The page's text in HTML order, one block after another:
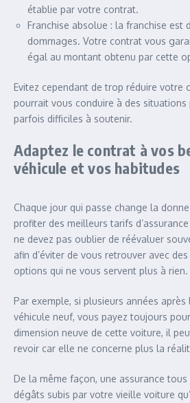
établie par votre contrat.
Franchise absolue : la franchise est
dommages. Votre contrat vous
égal au montant obtenu par cette
Evitez cependant de trop réduire votre
pourrait vous conduire à des
parfois difficiles à soutenir.
Adaptez le contrat à vos
véhicule et vos habitudes
Chaque jour qui passe change la
profiter des meilleurs tarifs
ne devez pas oublier de réévaluer
afin d’éviter de vous retrouver avec
options qui ne vous servent plus à rien.
Par exemple, si plusieurs années après
véhicule neuf, vous payez toujours
dimension neuve de cette voiture, il
revoir car elle ne concerne plus la
De la même façon, une assurance
dégâts subis par votre vieille voiture